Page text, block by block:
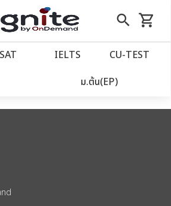
close
นท์
search
Skip
to
shopping_cart
รถเข็น
SAT IELTS CU‑TEST
ม.ต้น(EP)
find anything for catalog
s sat subject test id 379